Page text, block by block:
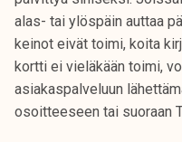
alas- tai ylöspäin auttaa
keinot eivät toimi, koita
kortti ei vieläkään toimi,
asiakaspalveluun
osoitteeseen tai suoraan